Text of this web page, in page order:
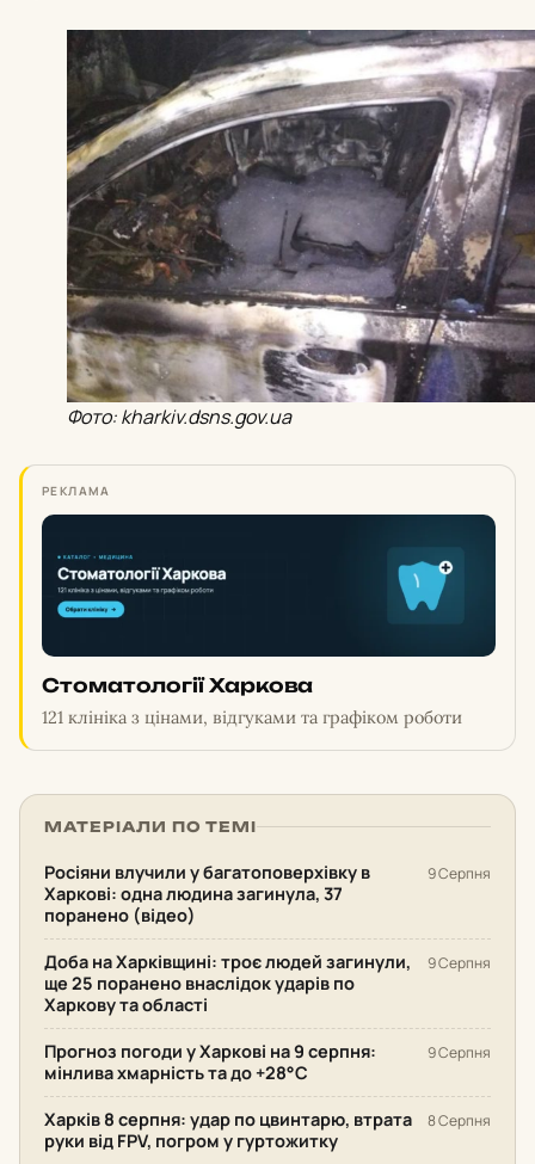
Фото: kharkiv.dsns.gov.ua
РЕКЛАМА
Стоматології Харкова
121 клініка з цінами, відгуками та графіком роботи
МАТЕРІАЛИ ПО ТЕМІ
Росіяни влучили у багатоповерхівку в
Харкові: одна людина загинула, 37
поранено (відео)
9 Серпня
Доба на Харківщині: троє людей загинули,
ще 25 поранено внаслідок ударів по
Харкову та області
9 Серпня
Прогноз погоди у Харкові на 9 серпня:
мінлива хмарність та до +28°С
9 Серпня
Харків 8 серпня: удар по цвинтарю, втрата
руки від FPV, погром у гуртожитку
8 Серпня